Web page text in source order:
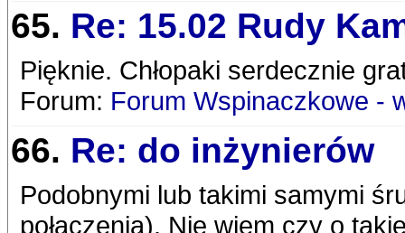
65. Re: 15.02 Rudy
Pięknie. Chłopaki serdecznie
Forum: Forum Wspinaczkowe -
66. Re: do inżynierów
Podobnymi lub takimi samymi
połączenia). Nie wiem czy o